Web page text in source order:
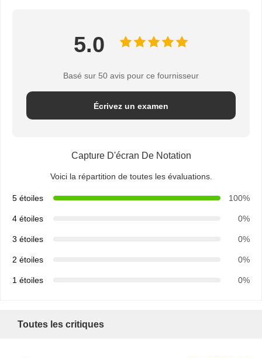
5.0
Basé sur 50 avis pour ce fournisseur
Écrivez un examen
Capture D'écran De Notation
Voici la répartition de toutes les évaluations.
5 étoiles 100%
4 étoiles 0%
3 étoiles 0%
2 étoiles 0%
1 étoiles 0%
Toutes les critiques